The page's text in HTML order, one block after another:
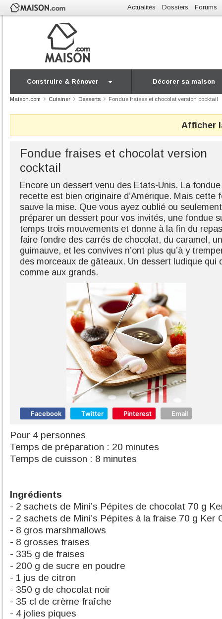
Actualités Dossiers Forums
Construire & Rénover Décorer sa maison
Maison.com Cuisiner Desserts Fondue fraises et chocolat version cocktail
Afficher
Fondue fraises et chocolat version
cocktail
Encore un dessert venu des Etats-Unis. La
recette est bien originaire d’Amérique. Mais cette
sauve la mise. Que vous ayez oublié ou
préparer un dessert pour vos invités, une fondue
temps trois mouvements et donne à la fin du
faire fondre des carrés de chocolat, du caramel,
guimauve, et les convives n’ont plus qu’à y
des morceaux de gâteaux. Un dessert ludique qui
comme aux grands.
Facebook Twitter Pinterest Email
Pour 4 personnes
Temps de préparation : 20 minutes
Temps de cuisson : 8 minutes
Ingrédients
- 2 sachets de Mini’s Pépites de chocolat 70 g
- 2 sachets de Mini’s Pépites à la fraise 70 g Ker
- 8 gros marshmallows
- 8 grosses fraises
- 335 g de fraises
- 200 g de sucre en poudre
- 1 jus de citron
- 350 g de chocolat noir
- 35 cl de crème fraîche
- 4 jolies piques